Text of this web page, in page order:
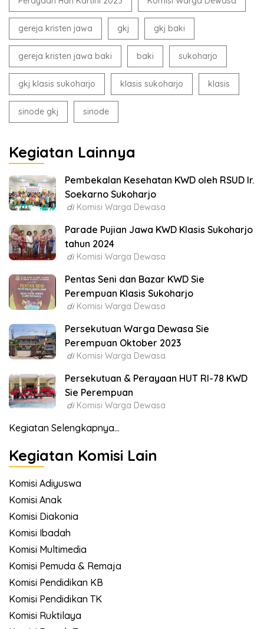
gereja kristen jawa gkj gkj baki
gereja kristen jawa baki baki sukoharjo
gkj klasis sukoharjo klasis sukoharjo klasis
sinode gkj sinode
Kegiatan Lainnya
Pembekalan Kesehatan KWD oleh RSUD Ir.
Soekarno Sukoharjo
di Komisi Warga Dewasa
Parade Pujian Jawa KWD Klasis Sukoharjo
tahun 2024
di Komisi Warga Dewasa
Pentas Seni dan Bazar KWD Sie
Perempuan Klasis Sukoharjo
di Komisi Warga Dewasa
Persekutuan Warga Dewasa Sie
Perempuan Oktober 2023
di Komisi Warga Dewasa
Persekutuan & Perayaan HUT RI-78 KWD
Sie Perempuan
di Komisi Warga Dewasa
Kegiatan Selengkapnya...
Kegiatan Komisi Lain
Komisi Adiyuswa
Komisi Anak
Komisi Diakonia
Komisi Ibadah
Komisi Multimedia
Komisi Pemuda & Remaja
Komisi Pendidikan KB
Komisi Pendidikan TK
Komisi Ruktilaya